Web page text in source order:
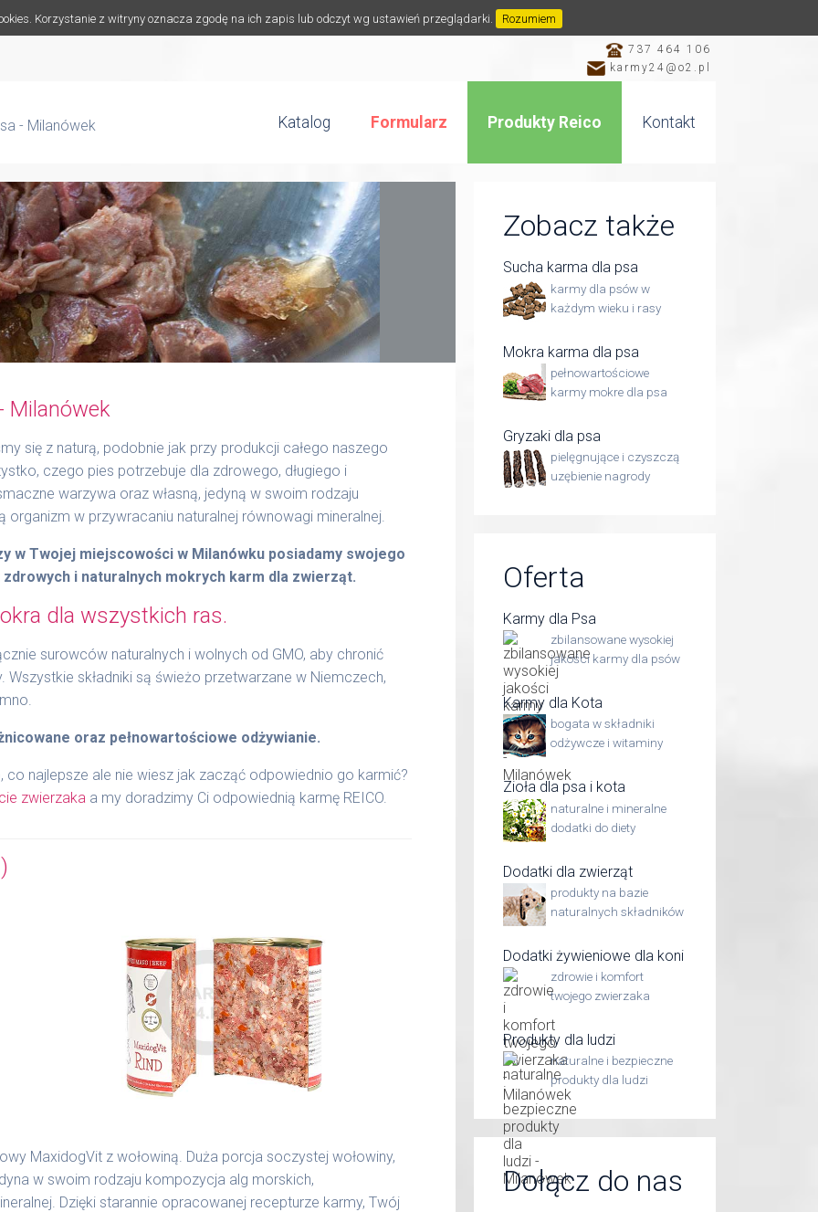
Korzystanie z witryny oznacza zgodę na ich zapis lub odczyt wg ustawień przeglądarki. Rozumiem
737 464 106
karmy24@o2.pl
- Milanówek Katalog Formularz Produkty Reico Kontakt
Milanówek
się z naturą, podobnie jak przy produkcji całego naszego
czego pies potrzebuje dla zdrowego, długiego i
warzywa oraz własną, jedyną w swoim rodzaju
w przywracaniu naturalnej równowagi mineralnej.
w Twojej miejscowości w Milanówku posiadamy swojego
i naturalnych mokrych karm dla zwierząt.
dla wszystkich ras.
surowców naturalnych i wolnych od GMO, aby chronić
Wszystkie składniki są świeżo przetwarzane w Niemczech,
oraz pełnowartościowe odżywianie.
co najlepsze ale nie wiesz jak zacząć odpowiednio go karmić?
zwierzaka a my doradzimy Ci odpowiednią karmę REICO.
MaxidogVit z wołowiną. Duża porcja soczystej wołowiny,
w swoim rodzaju kompozycja alg morskich,
Dzięki starannie opracowanej recepturze karmy, Twój
Zobacz także
Sucha karma dla psa
karmy dla psów w
każdym wieku i rasy
Mokra karma dla psa
pełnowartościowe
karmy mokre dla psa
Gryzaki dla psa
pielęgnujące i czyszczą
uzębienie nagrody
Oferta
Karmy dla Psa
zbilansowane wysokiej
jakości karmy dla psów
Karmy dla Kota
bogata w składniki
odżywcze i witaminy
Zioła dla psa i kota
naturalne i mineralne
dodatki do diety
Dodatki dla zwierząt
produkty na bazie
naturalnych składników
Dodatki żywieniowe dla koni
zdrowie i komfort
twojego zwierzaka
Produkty dla ludzi
naturalne i bezpieczne
produkty dla ludzi
Dołącz do nas